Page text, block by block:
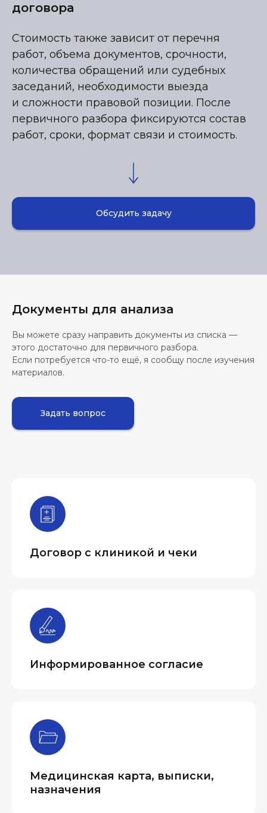
договора
Стоимость также зависит от перечня
работ, объема документов, срочности,
количества обращений или судебных
заседаний, необходимости выезда
и сложности правовой позиции. После
первичного разбора фиксируются состав
работ, сроки, формат связи и стоимость.
Обсудить задачу
Документы для анализа
Вы можете сразу направить документы из списка —
этого достаточно для первичного разбора.
Если потребуется что-то ещё, я сообщу после изучения
материалов.
Задать вопрос
Договор с клиникой и чеки
Информированное согласие
Медицинская карта, выписки,
назначения